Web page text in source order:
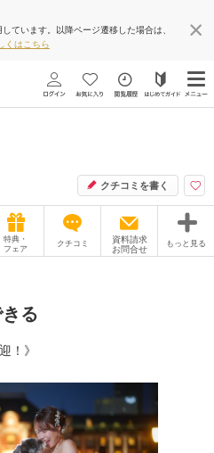
ています。以降ページ遷移した場合は、
くはこちら
クチコミを書く
特典・
フェア
クチコミ
資料請求
お問合せ
もっと見る
スタジオトップ
る
！》